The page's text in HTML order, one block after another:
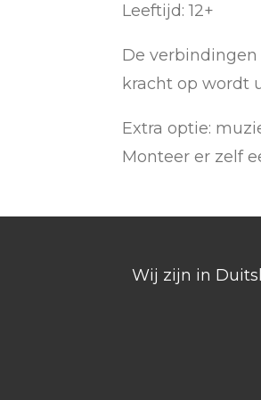
Leeftijd: 12+
De verbindingen
kracht op wordt
Extra optie:
Monteer er zelf
Wij zijn in